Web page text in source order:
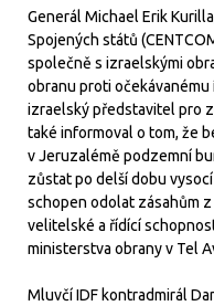
Generál Michael Erik
Spojených států
společně s izraelskými
obranu proti
izraelský představitel pro
také informoval o tom, že
v Jeruzalémě podzemní
zůstat po delší dobu
schopen odolat zásahům
velitelské a řídící
ministerstva obrany v Tel
Mluvčí IDF kontradmirál